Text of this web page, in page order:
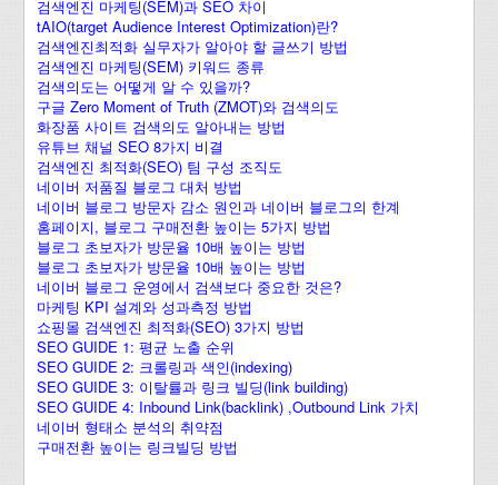
검색엔진 마케팅(SEM)과 SEO 차이
tAIO(target Audience Interest Optimization)란?
검색엔진최적화 실무자가 알아야 할 글쓰기 방법
검색엔진 마케팅(SEM) 키워드 종류
검색의도는 어떻게 알 수 있을까?
구글 Zero Moment of Truth (ZMOT)와 검색의도
화장품 사이트 검색의도 알아내는 방법
유튜브 채널 SEO 8가지 비결
검색엔진 최적화(SEO) 팀 구성 조직도
네이버 저품질 블로그 대처 방법
네이버 블로그 방문자 감소 원인과 네이버 블로그의 한계
홈페이지, 블로그 구매전환 높이는 5가지 방법
블로그 초보자가 방문율 10배 높이는 방법
블로그 초보자가 방문율 10배 높이는 방법
네이버 블로그 운영에서 검색보다 중요한 것은?
마케팅 KPI 설계와 성과측정 방법
쇼핑몰 검색엔진 최적화(SEO) 3가지 방법
SEO GUIDE 1: 평균 노출 순위
SEO GUIDE 2: 크롤링과 색인(indexing)
SEO GUIDE 3: 이탈률과 링크 빌딩(link building)
SEO GUIDE 4: Inbound Link(backlink) ,Outbound Link 가치
네이버 형태소 분석의 취약점
구매전환 높이는 링크빌딩 방법